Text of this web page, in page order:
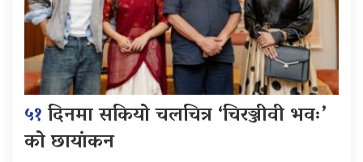
५१दिनमा सकियो चलचित्र ‘चिरञ्जीवी भवः’
को छायांकन